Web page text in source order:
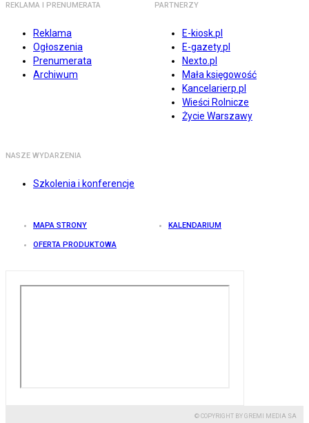
REKLAMA I PRENUMERATA
Reklama
Ogłoszenia
Prenumerata
Archiwum
PARTNERZY
E-kiosk.pl
E-gazety.pl
Nexto.pl
Mała księgowość
Kancelarierp.pl
Wieści Rolnicze
Życie Warszawy
NASZE WYDARZENIA
Szkolenia i konferencje
MAPA STRONY KALENDARIUM
OFERTA PRODUKTOWA
© COPYRIGHT BY GREMI MEDIA SA